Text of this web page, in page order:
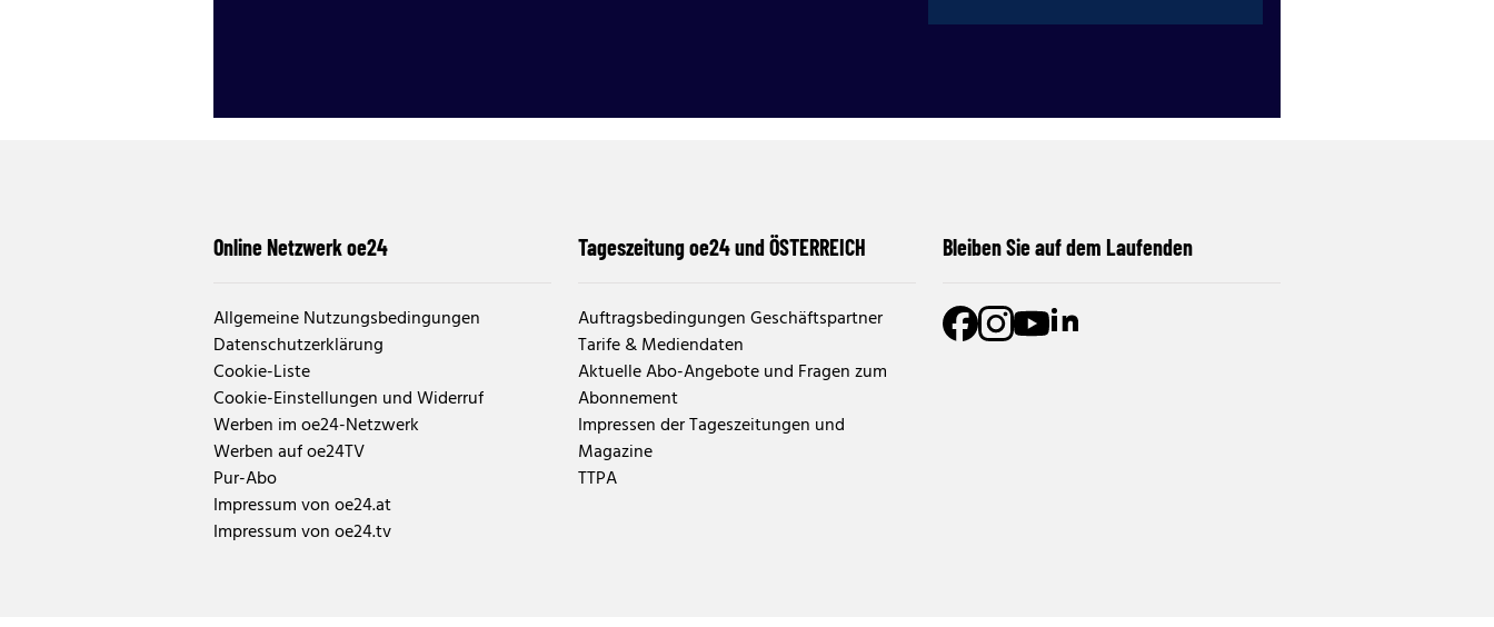
Online Netzwerk oe24
Allgemeine Nutzungsbedingungen
Datenschutzerklärung
Cookie-Liste
Cookie-Einstellungen und Widerruf
Werben im oe24-Netzwerk
Werben auf oe24TV
Pur-Abo
Impressum von oe24.at
Impressum von oe24.tv
Tageszeitung oe24 und ÖSTERREICH
Auftragsbedingungen Geschäftspartner
Tarife & Mediendaten
Aktuelle Abo-Angebote und Fragen zum
Abonnement
Impressen der Tageszeitungen und
Magazine
TTPA
Bleiben Sie auf dem Laufenden